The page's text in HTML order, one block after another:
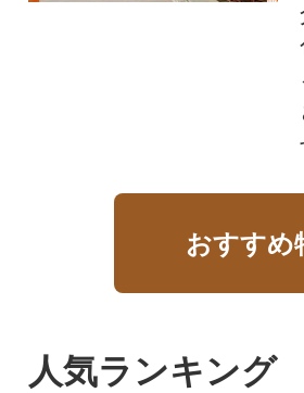
おすすめ
人気ランキング